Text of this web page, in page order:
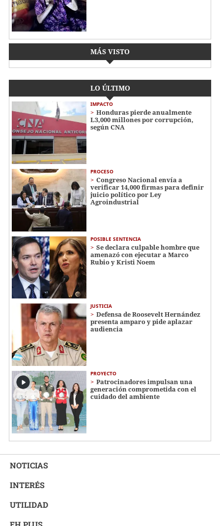
MÁS VISTO
LO ÚLTIMO
IMPACTO
Honduras pierde anualmente
L3,000 millones por corrupción,
según CNA
PROCESO
Congreso Nacional envía a
verificar 14,000 firmas para definir
juicio político por Ley
Agroindustrial
POSIBLE SENTENCIA
Se declara culpable hombre que
amenazó con ejecutar a Marco
Rubio y Kristi Noem
JUSTICIA
Defensa de Roosevelt Hernández
presenta amparo y pide aplazar
audiencia
PROYECTO
Patrocinadores impulsan una
generación comprometida con el
cuidado del ambiente
NOTICIAS
INTERÉS
UTILIDAD